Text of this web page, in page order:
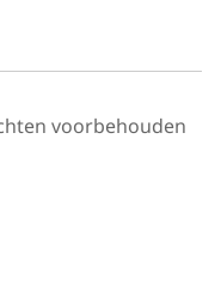
voorbehouden